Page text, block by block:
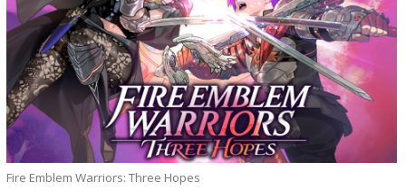
Fire Emblem Warriors: Three Hopes